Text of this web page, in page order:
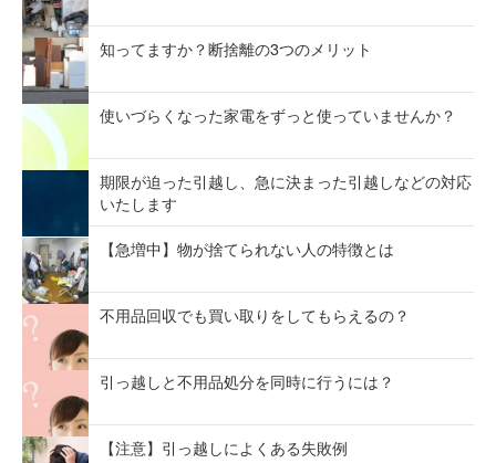
知ってますか？断捨離の3つのメリット
使いづらくなった家電をずっと使っていませんか？
期限が迫った引越し、急に決まった引越しなどの対応
いたします
【急増中】物が捨てられない人の特徴とは
不用品回収でも買い取りをしてもらえるの？
引っ越しと不用品処分を同時に行うには？
【注意】引っ越しによくある失敗例